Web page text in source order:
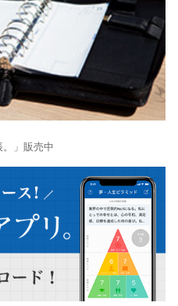
」販売中